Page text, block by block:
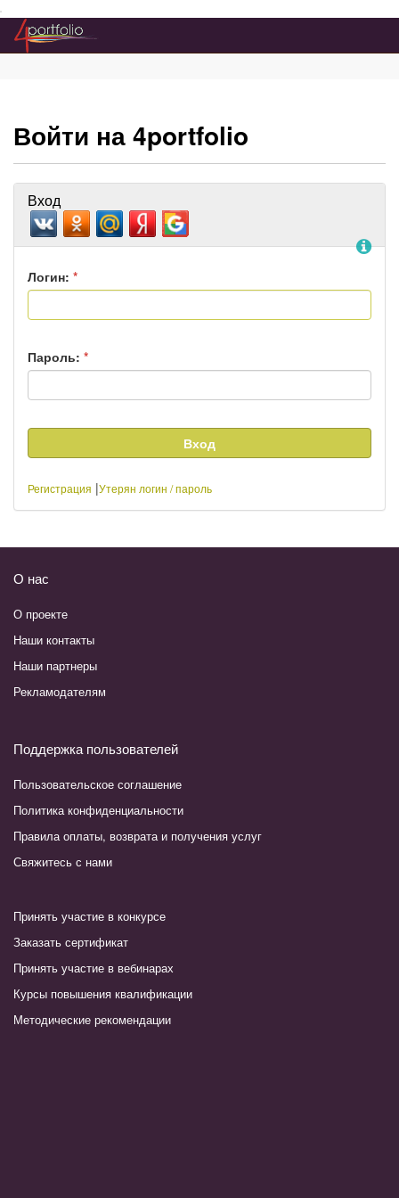
Преейти на главное меню
Войти на 4portfolio
Вход
Логин: *
Пароль: *
Регистрация |Утерян логин / пароль
О нас
О проекте
Наши контакты
Наши партнеры
Рекламодателям
Поддержка пользователей
Пользовательское соглашение
Политика конфиденциальности
Правила оплаты, возврата и получения услуг
Свяжитесь с нами
Принять участие в конкурсе
Заказать сертификат
Принять участие в вебинарах
Курсы повышения квалификации
Методические рекомендации